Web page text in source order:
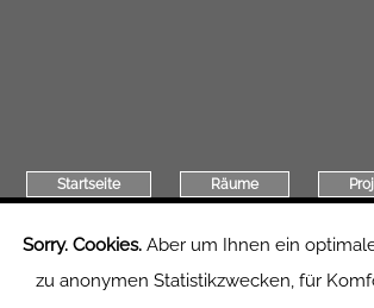
Startseite Räume
Sorry. Cookies.Aber um Ihnen ein
zu anonymen Statistikzwecken, für